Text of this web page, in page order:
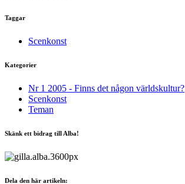
Taggar
Scenkonst
Kategorier
Nr 1 2005 - Finns det någon världskultur?
Scenkonst
Teman
Skänk ett bidrag till Alba!
Dela den här artikeln: